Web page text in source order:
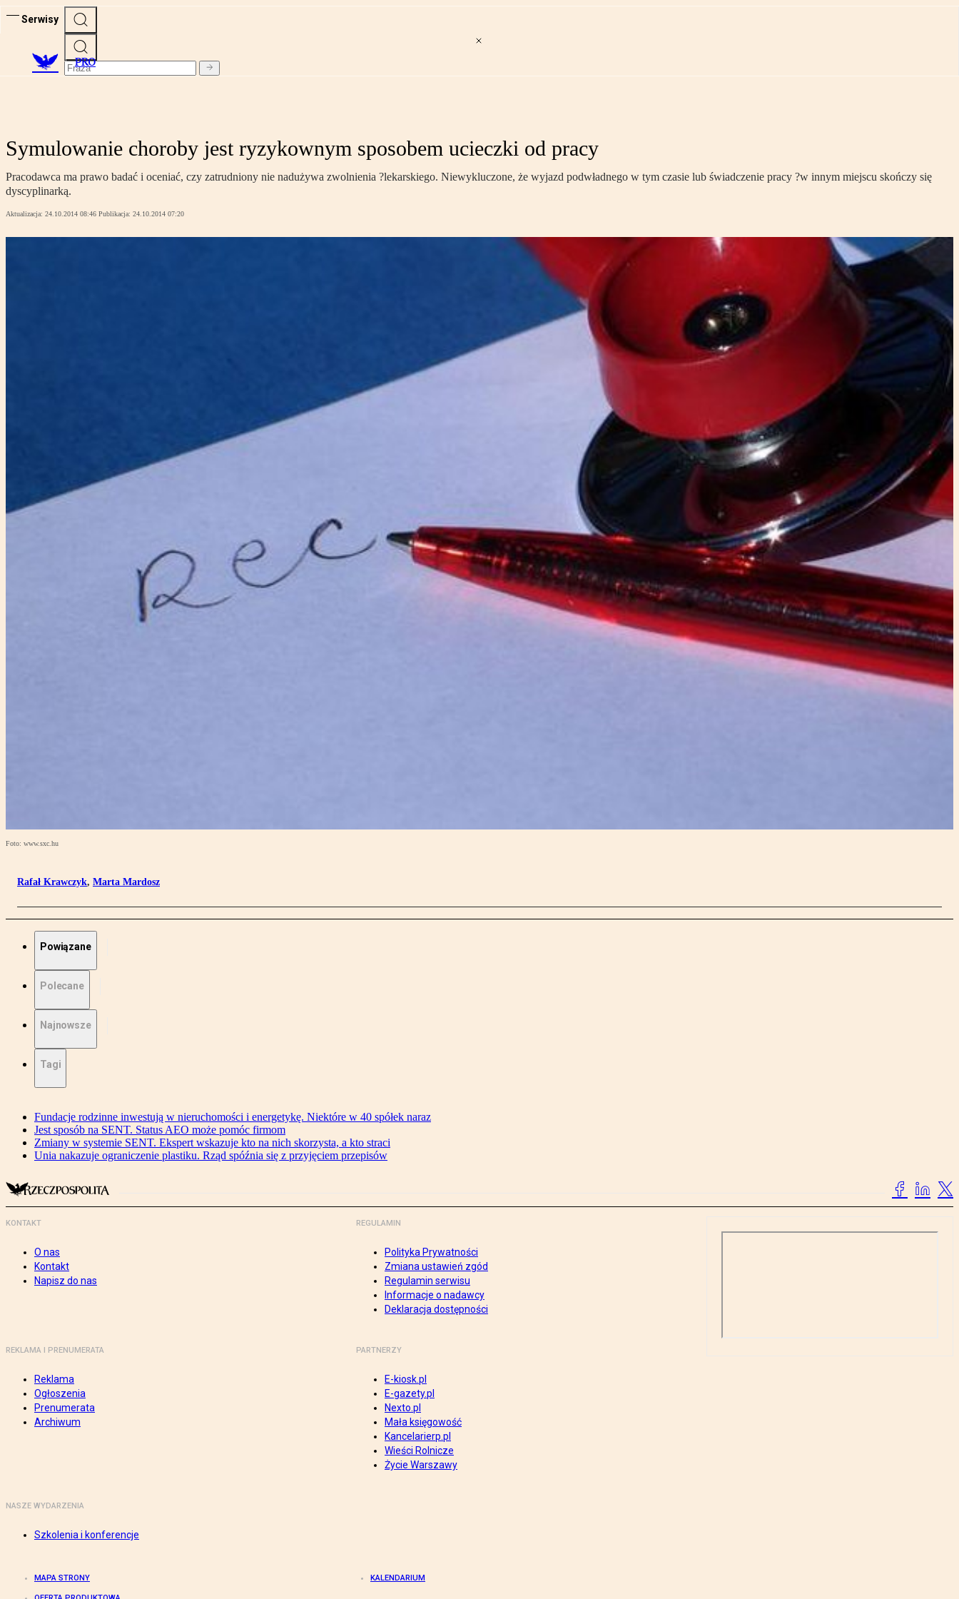
Serwisy
PRO
Symulowanie choroby jest ryzykownym sposobem ucieczki od pracy
Pracodawca ma prawo badać i oceniać, czy zatrudniony nie nadużywa zwolnienia ?lekarskiego. Niewykluczone, że wyjazd podwładnego w tym czasie lub świadczenie pracy ?w innym miejscu skończy się
dyscyplinarką.
Aktualizacja: 24.10.2014 08:46 Publikacja: 24.10.2014 07:20
Foto: www.sxc.hu
Rafał Krawczyk, Marta Mardosz
Powiązane
Polecane
Najnowsze
Tagi
Fundacje rodzinne inwestują w nieruchomości i energetykę. Niektóre w 40 spółek naraz
Jest sposób na SENT. Status AEO może pomóc firmom
Zmiany w systemie SENT. Ekspert wskazuje kto na nich skorzysta, a kto straci
Unia nakazuje ograniczenie plastiku. Rząd spóźnia się z przyjęciem przepisów
KONTAKT
O nas
Kontakt
Napisz do nas
REGULAMIN
Polityka Prywatności
Zmiana ustawień zgód
Regulamin serwisu
Informacje o nadawcy
Deklaracja dostępności
REKLAMA I PRENUMERATA
Reklama
Ogłoszenia
Prenumerata
Archiwum
PARTNERZY
E-kiosk.pl
E-gazety.pl
Nexto.pl
Mała księgowość
Kancelarierp.pl
Wieści Rolnicze
Życie Warszawy
NASZE WYDARZENIA
Szkolenia i konferencje
MAPA STRONY KALENDARIUM